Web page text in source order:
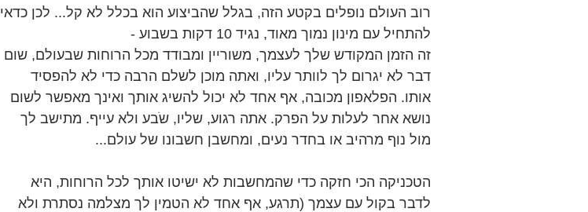
רוב העולם נופלים בקטע הזה, בגלל שהביצוע הוא בכלל לא קל... לכן כדאי
להתחיל עם מינון נמוך מאוד, נגיד 10 דקות בשבוע -
זה הזמן המקודש שלך לעצמך, משוריין ומבודד מכל הרוחות שבעולם, שום
דבר לא יגרום לך לוותר עליו, ואתה מוכן לשלם הרבה כדי לא להפסיד
אותו. הפלאפון מכובה, אף אחד לא יכול להשיג אותך ואינך מאפשר לשום
נושא אחר לעלות על הפרק. אתה רגוע, שליו, שֹבע ולא עייף. מתישב לך
מול נוף מרהיב או בחדר נעים, ומחשבן חשבונו של עולם...
הטכניקה הכי חזקה כדי שהמחשבות לא ישיטו אותך לכל הרוחות, היא
לדבר בקול עם עצמך (תרגע, אף אחד לא הטמין לך מצלמה נסתרת ולא